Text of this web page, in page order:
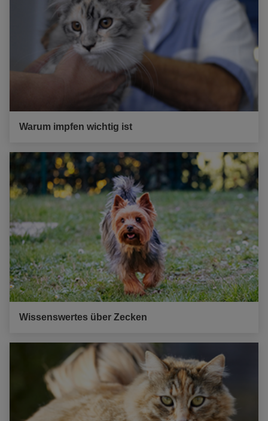
Warum impfen wichtig ist
Wissenswertes über Zecken